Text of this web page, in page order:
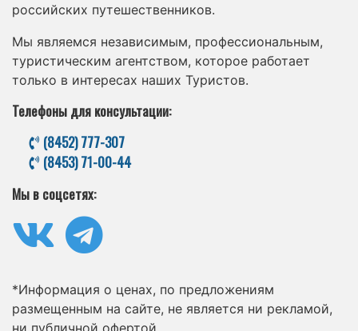
российских путешественников.
Мы являемся независимым, профессиональным,
туристическим агентством, которое работает
только в интересах наших Туристов.
Телефоны для консультации:
(8452) 777-307
(8453) 71-00-44
Мы в соцсетях:
*Информация о ценах, по предложениям
размещенным на сайте, не является ни рекламой,